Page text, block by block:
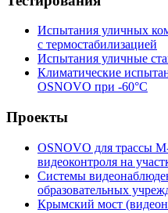
Испытания уличных
с термостабилизацией
Испытания уличные
Климатические
OSNOVO при -60°C
Проекты
OSNOVO для трассы
видеоконтроля на
Системы
образовательных
Крымский мост